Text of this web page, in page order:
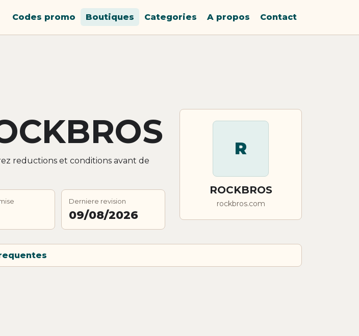
Codes promo Boutiques Categories A propos Contact
reductions et conditions avant de
Derniere revision
09/08/2026
R
ROCKBROS
rockbros.com